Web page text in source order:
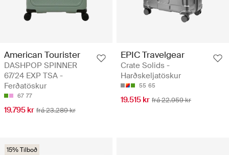
American Tourister
DASHPOP SPINNER
67/24 EXP TSA -
Ferðatöskur
67 77
19.795 kr frá 23.289 kr
EPIC Travelgear
Crate Solids -
Harðskeljatöskur
55 65
19.515 kr frá 22.959 kr
15% Tilboð